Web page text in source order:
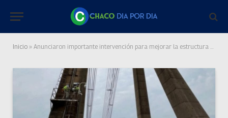
Inicio » Anunciaron importante intervención para mejorar la estructura del puente Chaco-Corrientes